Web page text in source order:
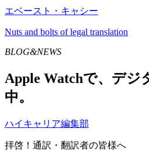
エベースト・キャシー
Nuts and bolts of legal translation
BLOG&NEWS
Apple Watchで、デジ
中。
ハイキャリア編集部
拝啓！通訳・翻訳者の皆様へ